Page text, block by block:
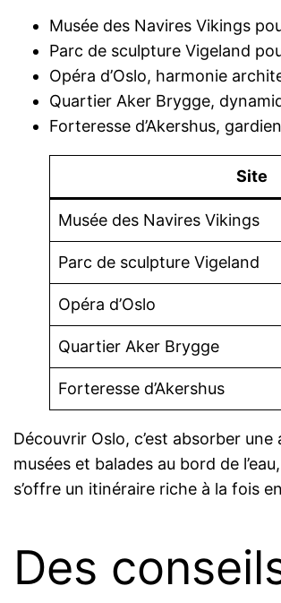
Musée des Navires Vikings
Parc de sculpture Vigeland
Opéra d’Oslo, harmonie
Quartier Aker Brygge,
Forteresse d’Akershus,
Site
Musée des Navires Vikings
Parc de sculpture Vigeland
Opéra d’Oslo
Quartier Aker Brygge
Forteresse d’Akershus
Découvrir Oslo, c’est absorber
musées et balades au bord de
s’offre un itinéraire riche à la fois
Des